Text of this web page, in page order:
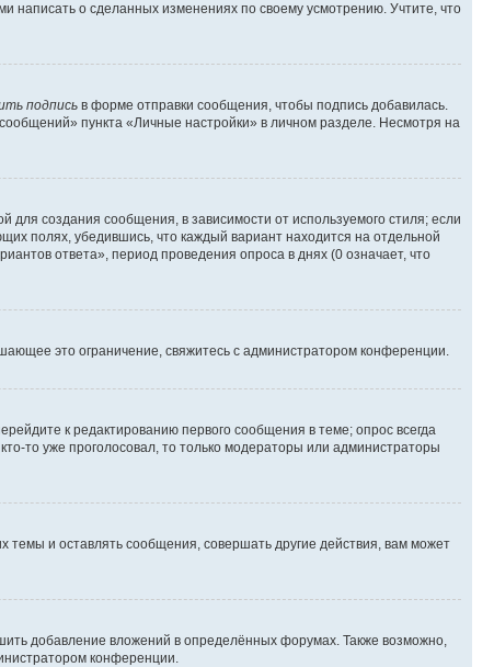
написать о сделанных изменениях по своему усмотрению. Учтите, что
подпись в форме отправки сообщения, чтобы подпись добавилась.
пункта «Личные настройки» в личном разделе. Несмотря на
для создания сообщения, в зависимости от используемого стиля; если
полях, убедившись, что каждый вариант находится на отдельной
ответа», период проведения опроса в днях (0 означает, что
это ограничение, свяжитесь с администратором конференции.
к редактированию первого сообщения в теме; опрос всегда
то уже проголосовал, то только модераторы или администраторы
и оставлять сообщения, совершать другие действия, вам может
добавление вложений в определённых форумах. Также возможно,
конференции.